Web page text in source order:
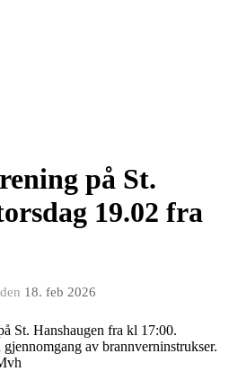
på St.
19.02 fra
den 18. feb 2026
St. Hanshaugen fra kl 17:00.
av brannverninstrukser.